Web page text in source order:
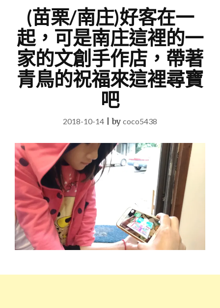
(苗栗/南庄)好客在一
起，可是南庄這裡的一
家的文創手作店，帶著
青鳥的祝福來這裡尋寶
吧
2018-10-14 |by coco5438